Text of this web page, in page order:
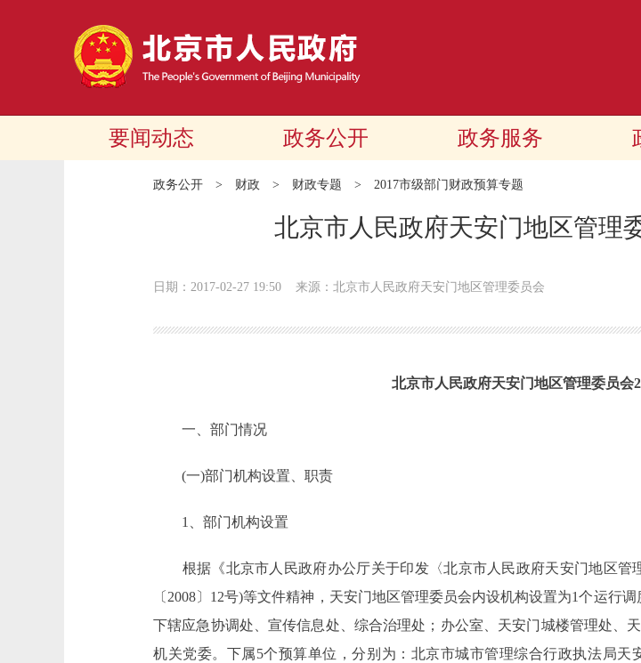
要闻动态 政务公开 政务服务
政务公开 > 财政 > 财政专题 > 2017市级部门财政预算专题
北京市人民政府天安门地区管理
日期：2017-02-27 19:50 来源：北京市人民政府天安门地区管理委员会
北京市人民政府天安门地区管理委员会
一、部门情况
(一)部门机构设置、职责
1、部门机构设置
根据《北京市人民政府办公厅关于印发〈北京市人民政府天安门地区管
〔2008〕12号)等文件精神，天安门地区管理委员会内设机构设置为1个运行
下辖应急协调处、宣传信息处、综合治理处；办公室、天安门城楼管理处、
机关党委。下属5个预算单位，分别为：北京市城市管理综合行政执法局